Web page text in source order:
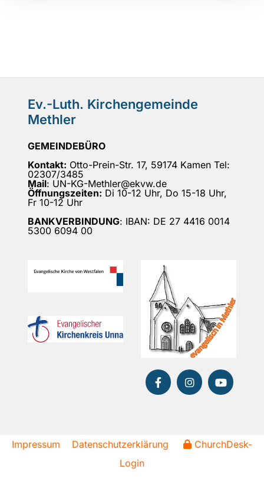
Ev.-Luth. Kirchengemeinde
Methler
GEMEINDEBÜRO
Kontakt: Otto-Prein-Str. 17, 59174 Kamen Tel:
02307/3485
Mail: UN-KG-Methler@ekvw.de
Öffnungszeiten: Di 10-12 Uhr, Do 15-18 Uhr,
Fr 10-12 Uhr
BANKVERBINDUNG: IBAN: DE 27 4416 0014
5300 6094 00
Impressum Datenschutzerklärung
ChurchDesk-
Login